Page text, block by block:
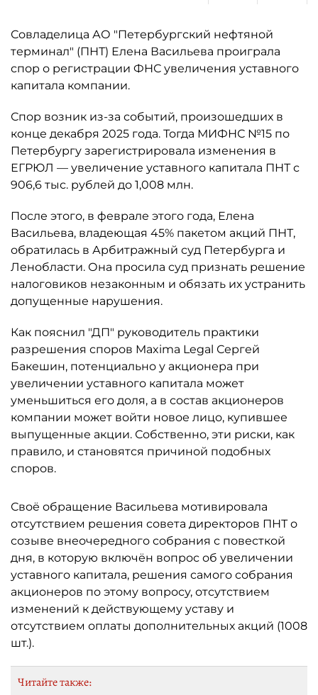
Совладелица АО "Петербургский нефтяной
терминал" (ПНТ) Елена Васильева проиграла
спор о регистрации ФНС увеличения уставного
капитала компании.
Спор возник из-за событий, произошедших в
конце декабря 2025 года. Тогда МИФНС №15 по
Петербургу зарегистрировала изменения в
ЕГРЮЛ — увеличение уставного капитала ПНТ с
906,6 тыс. рублей до 1,008 млн.
После этого, в феврале этого года, Елена
Васильева, владеющая 45% пакетом акций ПНТ,
обратилась в Арбитражный суд Петербурга и
Ленобласти. Она просила суд признать решение
налоговиков незаконным и обязать их устранить
допущенные нарушения.
Как пояснил "ДП" руководитель практики
разрешения споров Maxima Legal Сергей
Бакешин, потенциально у акционера при
увеличении уставного капитала может
уменьшиться его доля, а в состав акционеров
компании может войти новое лицо, купившее
выпущенные акции. Собственно, эти риски, как
правило, и становятся причиной подобных
споров.
Своё обращение Васильева мотивировала
отсутствием решения совета директоров ПНТ о
созыве внеочередного собрания с повесткой
дня, в которую включён вопрос об увеличении
уставного капитала, решения самого собрания
акционеров по этому вопросу, отсутствием
изменений к действующему уставу и
отсутствием оплаты дополнительных акций (1008
шт.).
Читайте также: